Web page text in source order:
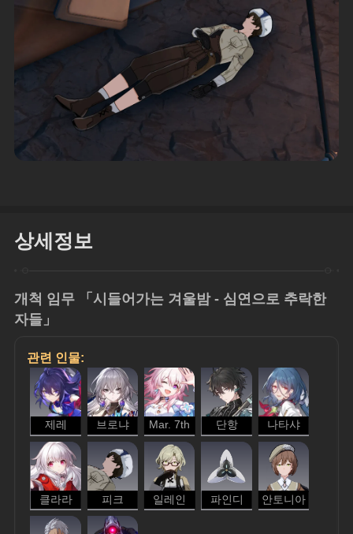
상세정보
개척 임무 「시들어가는 겨울밤 - 심연으로 추락한
자들」
관련 인물:
제레 브로냐 Mar. 7th 단항 나타샤
클라라 피크 일레인 파인디 안토니아